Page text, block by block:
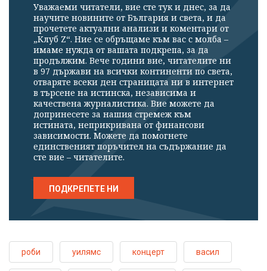
Уважаеми читатели, вие сте тук и днес, за да
научите новините от България и света, и да
прочетете актуални анализи и коментари от
„Клуб Z“. Ние се обръщаме към вас с молба –
имаме нужда от вашата подкрепа, за да
продължим. Вече години вие, читателите ни
в 97 държави на всички континенти по света,
отваряте всеки ден страницата ни в интернет
в търсене на истинска, независима и
качествена журналистика. Вие можете да
допринесете за нашия стремеж към
истината, неприкривана от финансови
зависимости. Можете да помогнете
единственият поръчител на съдържание да
сте вие – читателите.
ПОДКРЕПЕТЕ НИ
роби уилямс концерт васил